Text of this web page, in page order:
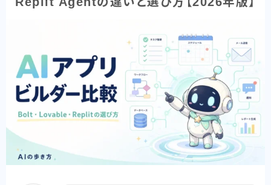
NotebookLM
目的別で探す
読む・要約AI
音楽・音声AI